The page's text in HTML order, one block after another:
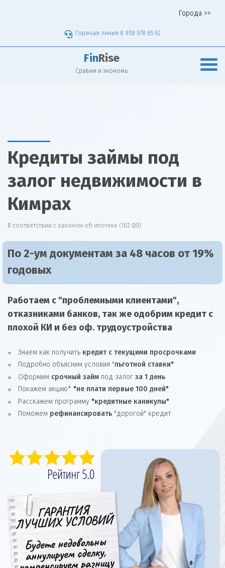
Города >>
Горячая линия 8 958 578 65 62
Fin Rise
Сравни и экономь
Кредиты займы под
залог недвижимости в
Кимрах
В соответствии с законом об ипотеке (102 ФЗ)
По 2-ум документам за 48 часов от 19%
годовых
Работаем с "проблемными клиентами",
отказниками банков, так же одобрим кредит с
плохой КИ и без оф. трудоустройства
Знаем как получить кредит с текущими просрочками
Подробно объясним условия "льготной ставки"
Оформим срочный займ под залог за 1 день
Покажем акцию* "не плати первые 100 дней"
Расскажем программу "кредитные каникулы"
Поможем рефинансировать "дорогой" кредит